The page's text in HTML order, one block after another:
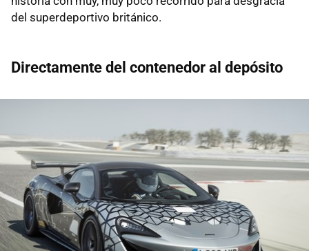
del superdeportivo británico.
Directamente del contenedor al depósito